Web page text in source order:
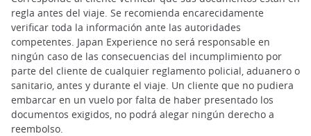
regla antes del viaje. Se recomienda encarecidamente
verificar toda la información ante las autoridades
competentes. Japan Experience no será responsable en
ningún caso de las consecuencias del incumplimiento por
parte del cliente de cualquier reglamento policial, aduanero o
sanitario, antes y durante el viaje. Un cliente que no pudiera
embarcar en un vuelo por falta de haber presentado los
documentos exigidos, no podrá alegar ningún derecho a
reembolso.